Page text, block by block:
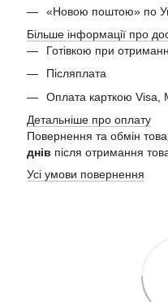
«Новою поштою» по
Більше інформації про
Готівкою при
Післяплата
Оплата карткою Visa,
Детальніше про оплату
Повернення та обмін
днів після отримання
Усі умови повернення